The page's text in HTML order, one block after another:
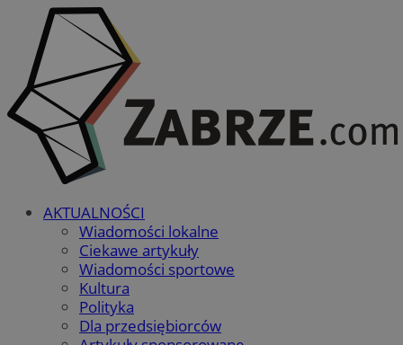
AKTUALNOŚCI
Wiadomości lokalne
Ciekawe artykuły
Wiadomości sportowe
Kultura
Polityka
Dla przedsiębiorców